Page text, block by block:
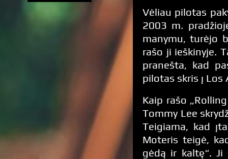
Vėliau pilotas
2003 m.
manymu, turėjo
rašo ji ieškinyje.
pranešta, kad
pilotas skris į Los
Kaip rašo
Tommy Lee
Teigiama, kad
Moteris teigė,
gėdą ir kaltę“. Ji